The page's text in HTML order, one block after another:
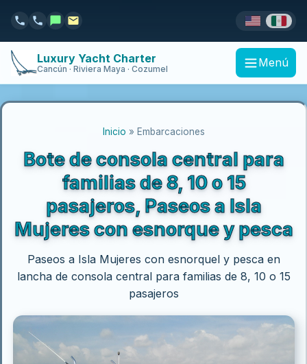
Luxury Yacht Charter
Cancún · Riviera Maya · Cozumel Menú
Inicio » Embarcaciones
Bote de consola central para
familias de 8, 10 o 15
pasajeros, Paseos a Isla
Mujeres con esnorque y pesca
Paseos a Isla Mujeres con esnorquel y pesca en
lancha de consola central para familias de 8, 10 o 15
pasajeros